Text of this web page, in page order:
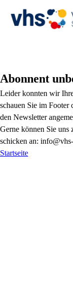
Abonnent
Leider konnten wir
schauen Sie im Footer
den Newsletter
Gerne können Sie uns
schicken an:
Startseite